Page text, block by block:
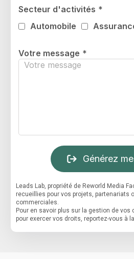
Secteur d'activités *
Automobile
Votre message *
Générez
Leads Lab, propriété de Reworld Media
recueillies pour vos projets, partenariats
commerciales.
Pour en savoir plus sur la gestion de
pour exercer vos droits, reportez-vous à la